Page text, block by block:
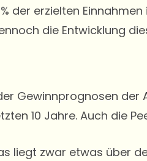
der erzielten
die Entwicklung
Gewinnprognosen
10 Jahre. Auch die
liegt zwar etwas über